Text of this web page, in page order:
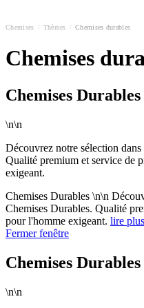
Chemises Thèmes Chemises durables
Chemises
Chemises Durables
\n\n
Découvrez notre sélection
Qualité premium et service de
exigeant.
Chemises Durables \n\n
Chemises Durables. Qualité
pour l'homme exigeant. lire
Fermer fenêtre
Chemises Durables
\n\n